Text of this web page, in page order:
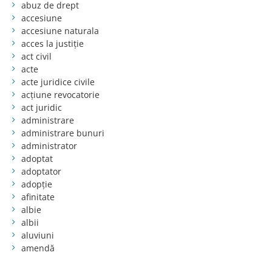
de
către
moştenitori
abuz de drept
accesiune
accesiune naturala
acces la justiție
act civil
acte
acte juridice civile
acțiune revocatorie
act juridic
administrare
administrare bunuri
administrator
adoptat
adoptator
adopție
afinitate
albie
albii
aluviuni
amendă